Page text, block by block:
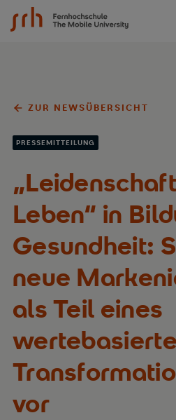
SRH Fernhochschule - The
ZUR NEWSÜBERSICHT
PRESSEMITTEILUNG
Leben“ in
Gesundheit:
neue
als Teil eines
vor